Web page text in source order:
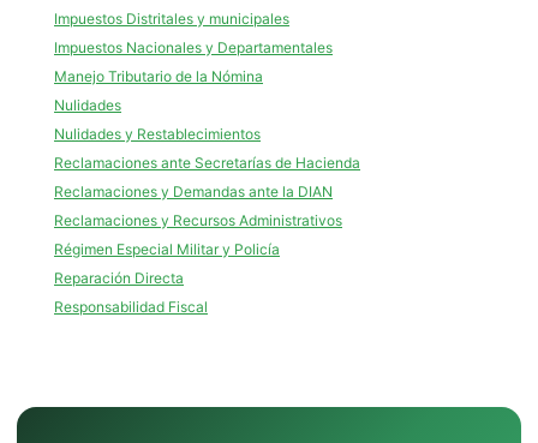
Impuestos Distritales y municipales
Impuestos Nacionales y Departamentales
Manejo Tributario de la Nómina
Nulidades
Nulidades y Restablecimientos
Reclamaciones ante Secretarías de Hacienda
Reclamaciones y Demandas ante la DIAN
Reclamaciones y Recursos Administrativos
Régimen Especial Militar y Policía
Reparación Directa
Responsabilidad Fiscal